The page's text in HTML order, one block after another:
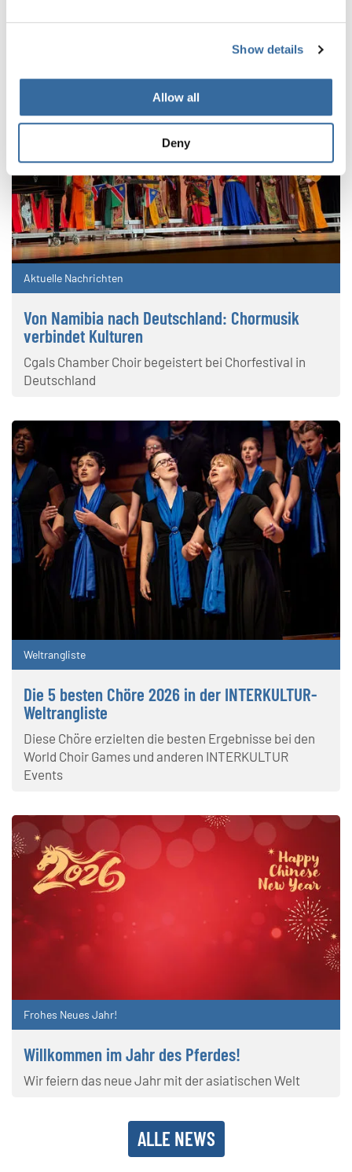
Show details
Allow all
Deny
Aktuelle Nachrichten
Von Namibia nach Deutschland: Chormusik
verbindet Kulturen
Cgals Chamber Choir begeistert bei Chorfestival in
Deutschland
Weltrangliste
Die 5 besten Chöre 2026 in der INTERKULTUR-
Weltrangliste
Diese Chöre erzielten die besten Ergebnisse bei den
World Choir Games und anderen INTERKULTUR
Events
Frohes Neues Jahr!
Willkommen im Jahr des Pferdes!
Wir feiern das neue Jahr mit der asiatischen Welt
ALLE NEWS